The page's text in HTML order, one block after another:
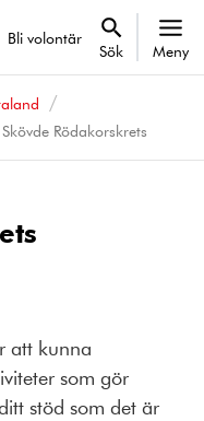
Bli volontär
Sök Meny
Skövde Rödakorskrets
att kunna
som gör
stöd som det är